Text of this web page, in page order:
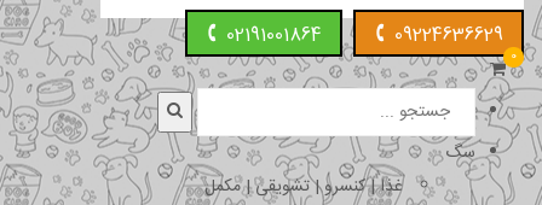
09224636629
02191001864
0
سگ
غذا | کنسرو | تشویقی | مکمل